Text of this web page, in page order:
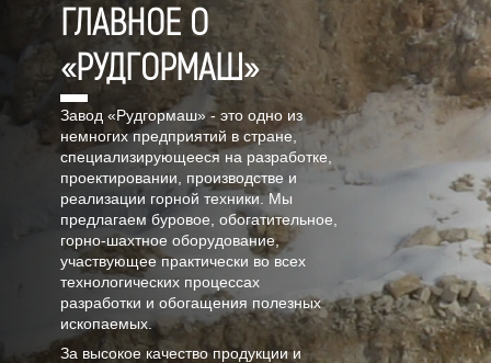
ГЛАВНОЕ О
«РУДГОРМАШ»
Завод «Рудгормаш» - это одно из
немногих предприятий в стране,
специализирующееся на разработке,
проектировании, производстве и
реализации горной техники. Мы
предлагаем буровое, обогатительное,
горно-шахтное оборудование,
участвующее практически во всех
технологических процессах
разработки и обогащения полезных
ископаемых.
За высокое качество продукции и